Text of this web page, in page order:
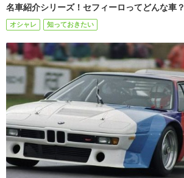
名車紹介シリーズ！セフィーロってどんな車？
オシャレ 知っておきたい